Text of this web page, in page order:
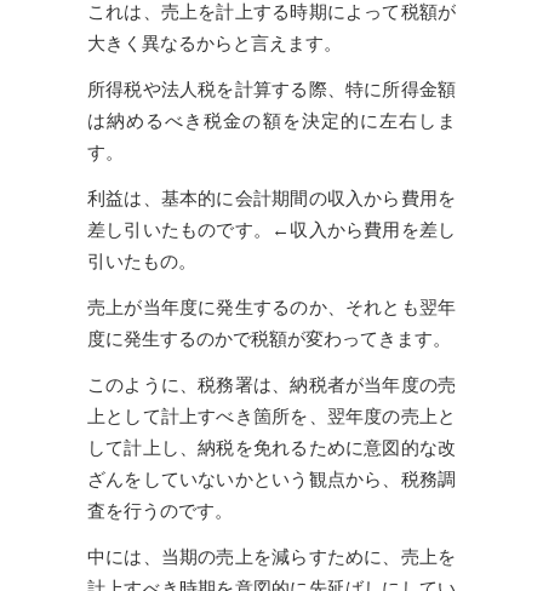
これは、売上を計上する時期によって税額が
大きく異なるからと言えます。
所得税や法人税を計算する際、特に所得金額
は納めるべき税金の額を決定的に左右しま
す。
利益は、基本的に会計期間の収入から費用を
差し引いたものです。←収入から費用を差し
引いたもの。
売上が当年度に発生するのか、それとも翌年
度に発生するのかで税額が変わってきます。
このように、税務署は、納税者が当年度の売
上として計上すべき箇所を、翌年度の売上と
して計上し、納税を免れるために意図的な改
ざんをしていないかという観点から、税務調
査を行うのです。
中には、当期の売上を減らすために、売上を